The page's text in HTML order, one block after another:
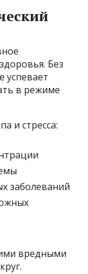
Без
успевает
в режиме
и стресса:
заболеваний
вредными